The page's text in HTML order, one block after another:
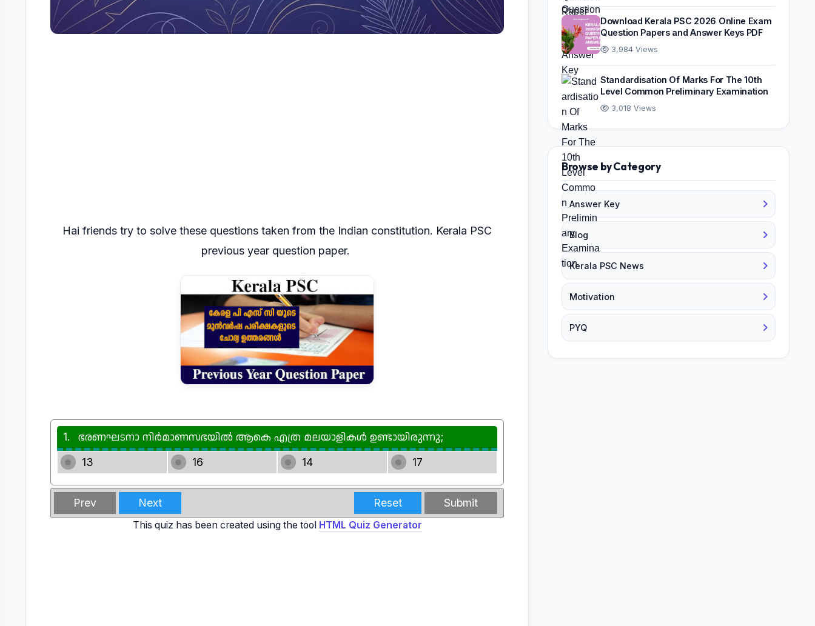
Hai friends try to solve these questions taken from the Indian constitution. Kerala PSC
previous year question paper.
1.
ഭരണഘടനാ നിർമാണസഭയിൽ ആകെ എത്ര മലയാളികൾ ഉണ്ടായിരുന്നു;
13
16 14 17
Prev Next Submit
Reset
This quiz has been created using the tool HTML Quiz Generator
Download Kerala PSC 2026 Online Exam
Question Papers and Answer Keys PDF
3,984 Views
Standardisation Of Marks For The 10th
Level Common Preliminary Examination
3,018 Views
Browse by Category
Answer Key
Blog
Kerala PSC News
Motivation
PYQ